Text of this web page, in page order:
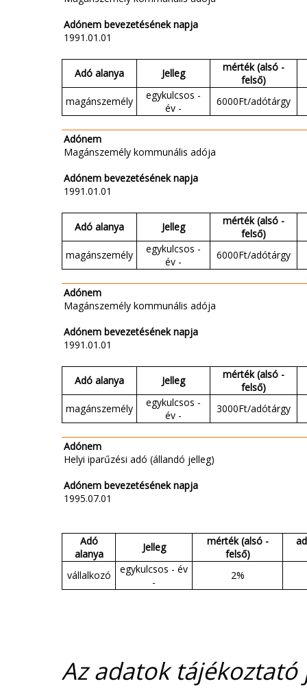
Adónem bevezetésének napja
1991.01.01
Adó alanya Jelleg
mérték (alsó -
felső)
magánszemély
egykulcsos -
év -
6000Ft/adótárgy
Adónem
Magánszemély kommunális adója
Adónem bevezetésének napja
1991.01.01
Adó alanya Jelleg
mérték (alsó -
felső)
magánszemély
egykulcsos -
év -
6000Ft/adótárgy
Adónem
Magánszemély kommunális adója
Adónem bevezetésének napja
1991.01.01
Adó alanya Jelleg
mérték (alsó -
felső)
magánszemély
egykulcsos -
év -
3000Ft/adótárgy
Adónem
Helyi iparűzési adó (állandó jelleg)
Adónem bevezetésének napja
1995.07.01
Adó
alanya
Jelleg
mérték (alsó -
felső)
vállalkozó
egykulcsos - év
-
2%
Az adatok